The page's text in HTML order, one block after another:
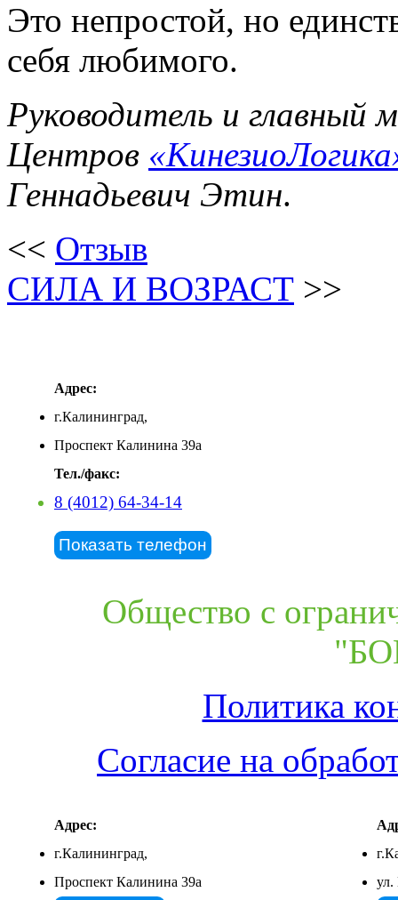
Это непростой, но
себя любимого.
Руководитель и главный
Центров
Геннадьевич Этин.
<< Отзыв
СИЛА И ВОЗРАСТ >>
Адрес:
г.Калининград,
Проспект Калинина 39а
Тел./факс:
8 (4012) 64-34-14
Показать телефон
Общество с
Политика
Согласие на
Адрес:
г.Калининград,
Проспект Калинина 39а